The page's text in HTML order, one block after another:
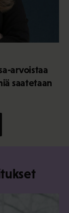
arvoistaa
saatetaan